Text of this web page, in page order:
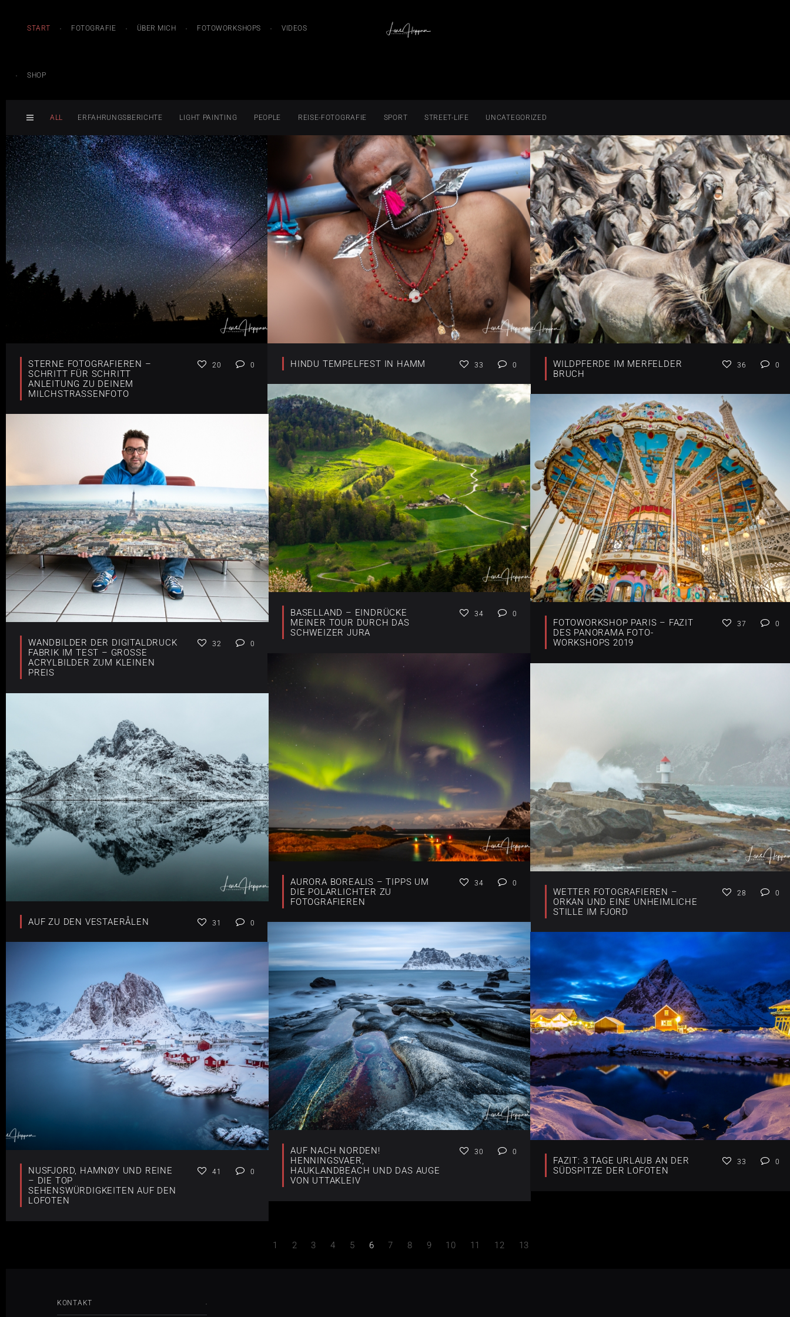
START FOTOGRAFIE ÜBER MICH FOTOWORKSHOPS VIDEOS
SHOP
ALL ERFAHRUNGSBERICHTE LIGHT PAINTING PEOPLE REISE-FOTOGRAFIE SPORT STREET-LIFE UNCATEGORIZED
STERNE FOTOGRAFIEREN –
SCHRITT FÜR SCHRITT
ANLEITUNG ZU DEINEM
MILCHSTRASSENFOTO
20 0 HINDU TEMPELFEST IN HAMM 33 0
WILDPFERDE IM MERFELDER
BRUCH
36 0
BASELLAND – EINDRÜCKE
MEINER TOUR DURCH DAS
SCHWEIZER JURA
34 0
FOTOWORKSHOP PARIS – FAZIT
DES PANORAMA FOTO-
WORKSHOPS 2019
37 0
WANDBILDER DER DIGITALDRUCK
FABRIK IM TEST – GROSSE A
CRYLBILDER ZUM KLEINEN P
REIS
32 0
AURORA BOREALIS – TIPPS UM
DIE POLARLICHTER ZU
FOTOGRAFIEREN
34 0
WETTER FOTOGRAFIEREN –
ORKAN UND EINE UNHEIMLICHE
STILLE IM FJORD
28 0
AUF ZU DEN VESTAERÅLEN 31 0
AUF NACH NORDEN!
HENNINGSVAER,
HAUKLANDBEACH UND DAS AUGE
VON UTTAKLEIV
30 0
FAZIT: 3 TAGE URLAUB AN DER
SÜDSPITZE DER LOFOTEN
33 0
NUSFJORD, HAMNØY UND REINE
– DIE TOP
SEHENSWÜRDIGKEITEN AUF DEN
LOFOTEN
41 0
1 2 3 4 5 6 7 8 9 10 11 12 13
KONTAKT